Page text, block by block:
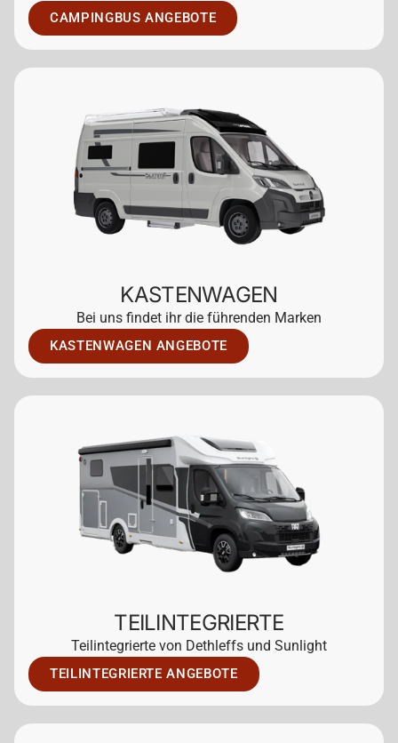
CAMPINGBUS ANGEBOTE
KASTENWAGEN
Bei uns findet ihr die führenden Marken
KASTENWAGEN ANGEBOTE
TEILINTEGRIERTE
Teilintegrierte von Dethleffs und Sunlight
TEILINTEGRIERTE ANGEBOTE